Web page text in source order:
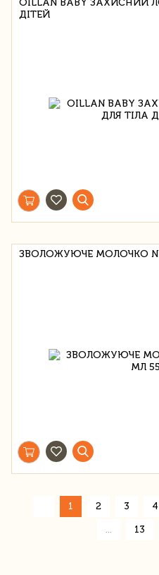
OILLAN BABY ЗАХИСНИЙ
ДІТЕЙ
ЗВОЛОЖУЮЧЕ МОЛОЧКО
1 2 3 4
13